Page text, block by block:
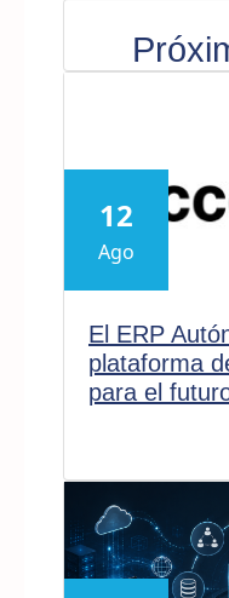
12
Ago
El ERP
plataforma
para el